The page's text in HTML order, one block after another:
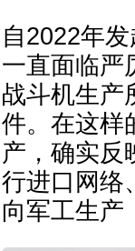
自2022年
一直面临严
战斗机生产
件。在这样
产，确实反
行进口网络
向军工生产